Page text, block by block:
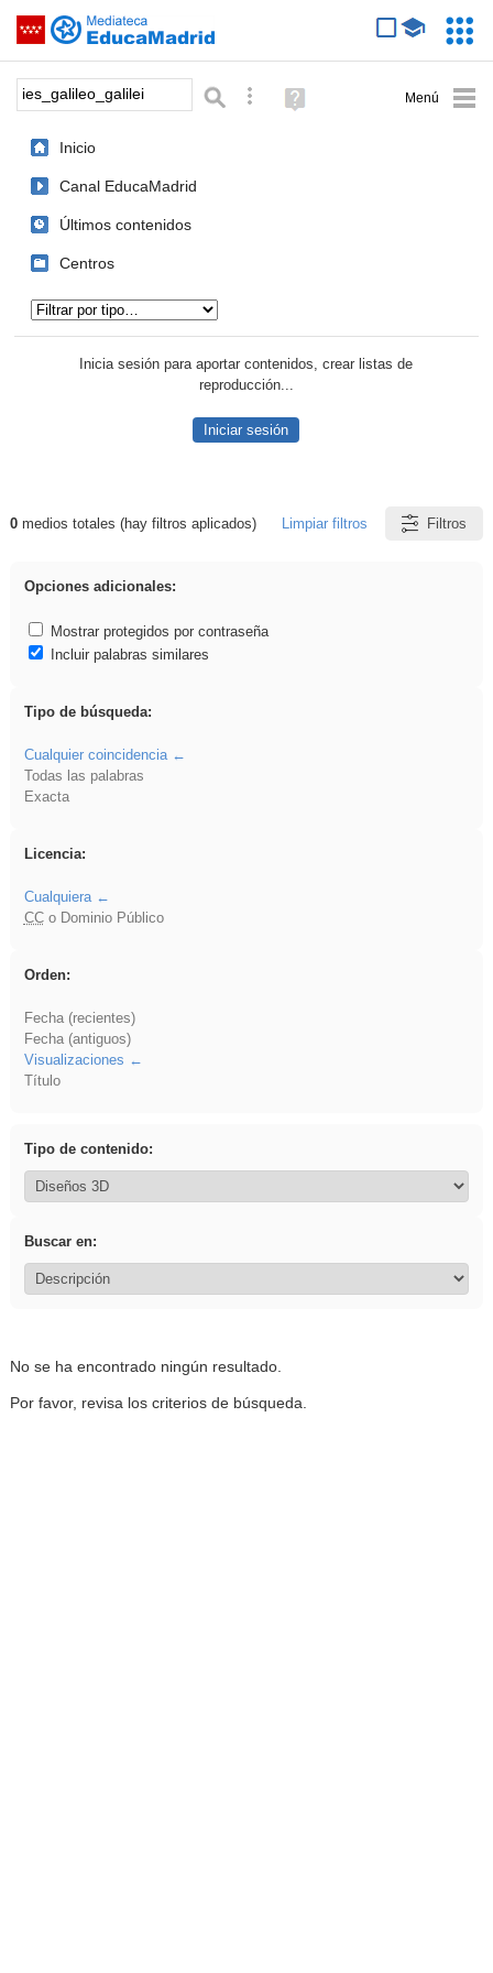
Saltar navegación
Palabra o frase: Búsqueda avanzada
Ayuda
(en
Inicio
Canal EducaMadrid
Últimos contenidos
Centros
Inicia sesión para aportar contenidos, crear listas de
reproducción...
Iniciar sesión
Resultados de: ies_galileo_galilei
0medios totales (hay filtros aplicados) Limpiar filtros Filtros
Opciones adicionales:
Mostrar protegidos por contraseña
Incluir palabras similares
Tipo de búsqueda:
Cualquier coincidencia
Todas las palabras
Exacta
Licencia:
Cualquiera
CCo Dominio Público
Orden:
Fecha (recientes)
Fecha (antiguos)
Visualizaciones
Título
Tipo de contenido:
Buscar en:
No se ha encontrado ningún resultado.
Por favor, revisa los criterios de búsqueda.